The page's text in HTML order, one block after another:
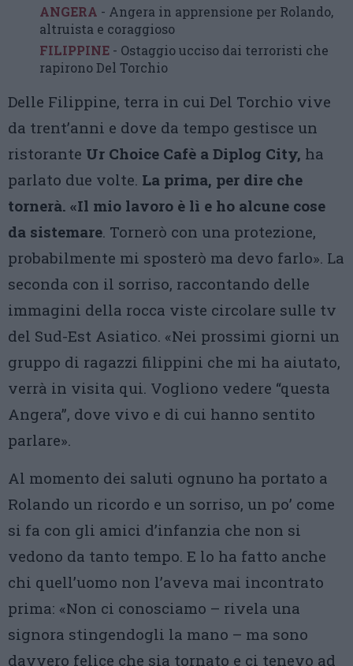
ANGERA - Angera in apprensione per Rolando,
altruista e coraggioso
FILIPPINE - Ostaggio ucciso dai terroristi che
rapirono Del Torchio
Delle Filippine, terra in cui Del Torchio vive
da trent’anni e dove da tempo gestisce un
ristorante Ur Choice Cafè a Diplog City, ha
parlato due volte. La prima, per dire che
tornerà. «Il mio lavoro è lì e ho alcune cose
da sistemare. Tornerò con una protezione,
probabilmente mi sposterò ma devo farlo». La
seconda con il sorriso, raccontando delle
immagini della rocca viste circolare sulle tv
del Sud-Est Asiatico. «Nei prossimi giorni un
gruppo di ragazzi filippini che mi ha aiutato,
verrà in visita qui. Vogliono vedere “questa
Angera”, dove vivo e di cui hanno sentito
parlare».
Al momento dei saluti ognuno ha portato a
Rolando un ricordo e un sorriso, un po’ come
si fa con gli amici d’infanzia che non si
vedono da tanto tempo. E lo ha fatto anche
chi quell’uomo non l’aveva mai incontrato
prima: «Non ci conosciamo – rivela una
signora stingendogli la mano – ma sono
davvero felice che sia tornato e ci tenevo ad